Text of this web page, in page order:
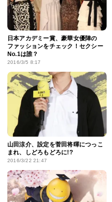
日本アカデミー賞、豪華女優陣の
ファッションをチェック！セクシー
No.1は誰？
2016/3/5 8:17
山田涼介、設定を菅田将暉につっこ
まれ、しどろもどろに!?
2016/3/22 21:47